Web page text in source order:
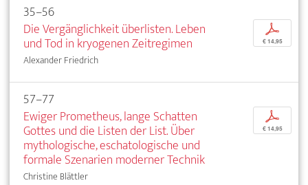
35–56
Die Vergänglichkeit überlisten. Leben
und Tod in kryogenen Zeitregimen
Alexander Friedrich
p
€ 14,95
57–77
Ewiger Prometheus, lange Schatten
Gottes und die Listen der List. Über
mythologische, eschatologische und
formale Szenarien moderner Technik
Christine Blättler
p
€ 14,95